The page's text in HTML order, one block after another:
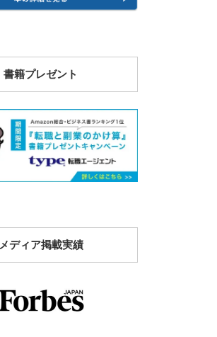
書籍プレゼント
メディア掲載実績